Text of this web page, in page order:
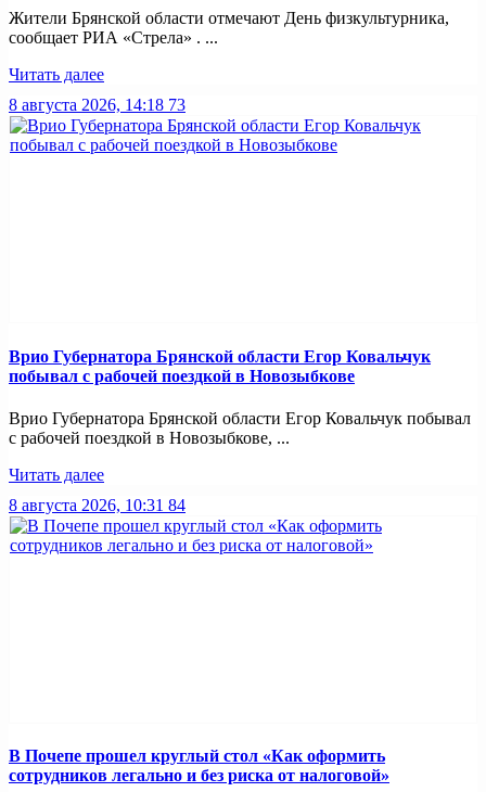
Жители Брянской области отмечают День физкультурника,
сообщает РИА «Стрела» . ...
Читать далее
8 августа 2026, 14:18 73
Врио Губернатора Брянской области Егор Ковальчук
побывал с рабочей поездкой в Новозыбкове
Врио Губернатора Брянской области Егор Ковальчук побывал
с рабочей поездкой в Новозыбкове, ...
Читать далее
8 августа 2026, 10:31 84
В Почепе прошел круглый стол «Как оформить
сотрудников легально и без риска от налоговой»